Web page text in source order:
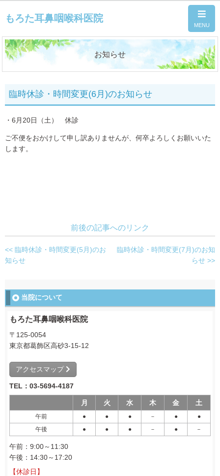
もろた耳鼻咽喉科医院
お知らせ
臨時休診・時間変更(6月)のお知らせ
・6月20日（土） 休診
ご不便をおかけして申し訳ありませんが、何卒よろしくお願いいた
します。
前後の記事へのリンク
<< 臨時休診・時間変更(5月)のお
知らせ
臨時休診・時間変更(7月)のお知
らせ >>
当院について
もろた耳鼻咽喉科医院
〒125-0054
東京都葛飾区高砂3-15-12
アクセスマップ
TEL：03-5694-4187
月 火 水 木 金 土
午前 ● ● ● － ●
●
午後
● ● ● － ● －
午前：9:00～11:30
午後：14:30～17:20
【休診日】